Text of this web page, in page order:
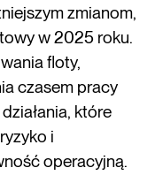
zmianom,
w 2025 roku.
floty,
czasem pracy
które
i
operacyjną.